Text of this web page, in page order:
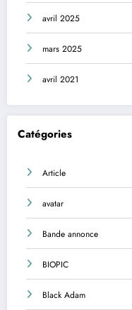
avril 2025
mars 2025
avril 2021
Catégories
Article
avatar
Bande annonce
BIOPIC
Black Adam